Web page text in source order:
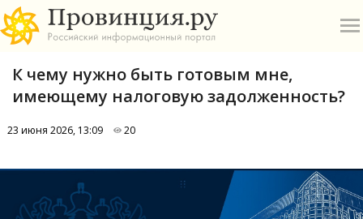
А
О
К чему нужно быть готовым мне,
имеющему налоговую задолженность?
23 июня 2026, 13:09 20